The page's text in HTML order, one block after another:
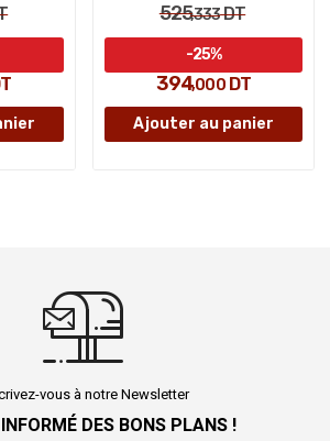
525,333DT
394,000DT
-25%
Ajouter au panier
vous à notre Newsletter
DES BONS PLANS !